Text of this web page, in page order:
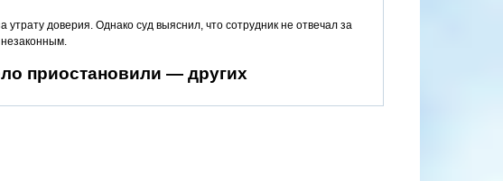
доверия. Однако суд выяснил, что сотрудник не отвечал за
приостановили — других